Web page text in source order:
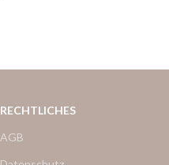
RECHTLICHES
AGB